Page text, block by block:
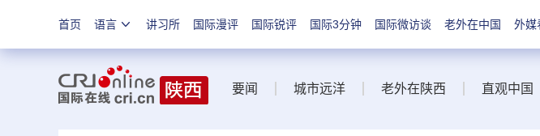
首页 语言 讲习所 国际漫评 国际锐评 国际3分钟 国际微访谈 老外在中国 外媒
要闻 城市远洋 老外在陕西 直观中国